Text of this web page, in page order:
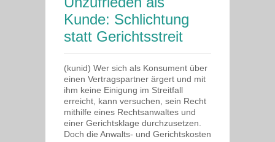
Kunde: Schlichtung
statt Gerichtsstreit
(kunid) Wer sich als Konsument über
einen Vertragspartner ärgert und mit
ihm keine Einigung im Streitfall
erreicht, kann versuchen, sein Recht
mithilfe eines Rechtsanwaltes und
einer Gerichtsklage durchzusetzen.
Doch die Anwalts- und Gerichtskosten